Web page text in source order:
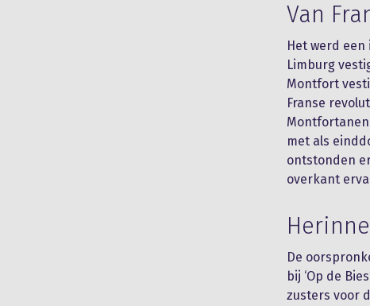
Van
Het werd
Limburg
Montfort
Franse
met als
ontstonden
overkant
De
bij ‘Op de
zusters voor